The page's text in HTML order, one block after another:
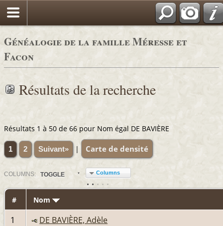
Généalogie de la famille Méresse et
Facon
Résultats de la recherche
Résultats 1 à 50 de 66 pour Nom égal DE BAVIÈRE
1 2 Suivant» | Carte de densité
COLUMN S: TOGGLE Columns
# Nom
1
DE BAVIÈRE, Adèle